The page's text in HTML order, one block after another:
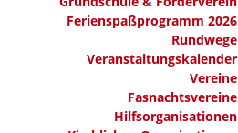
Ferienspaßprogramm 2026
Rundwege
Veranstaltungskalender
Vereine
Fasnachtsvereine
Hilfsorganisationen